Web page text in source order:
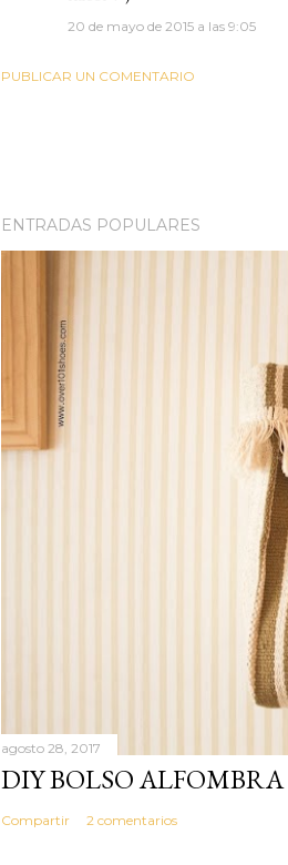
20 de mayo de 2015 a las 9:05
PUBLICAR UN COMENTARIO
ENTRADAS POPULARES
agosto 28, 2017
DIY BOLSO
Compartir 2 comentarios